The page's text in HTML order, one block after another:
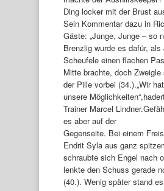
Ding locker mit der Brust
Sein Kommentar dazu in
Gäste: „Junge, Junge – so
Brenzlig wurde es dafür, als
Scheufele einen flachen
Mitte brachte, doch Zweigle
der Pille vorbei (34.).„Wir
unsere
Trainer Marcel
es aber auf der
Gegenseite. Bei einem
Endrit Syla aus ganz
schraubte sich Engel nach
lenkte den Schuss gerade
(40.). Wenig später stand